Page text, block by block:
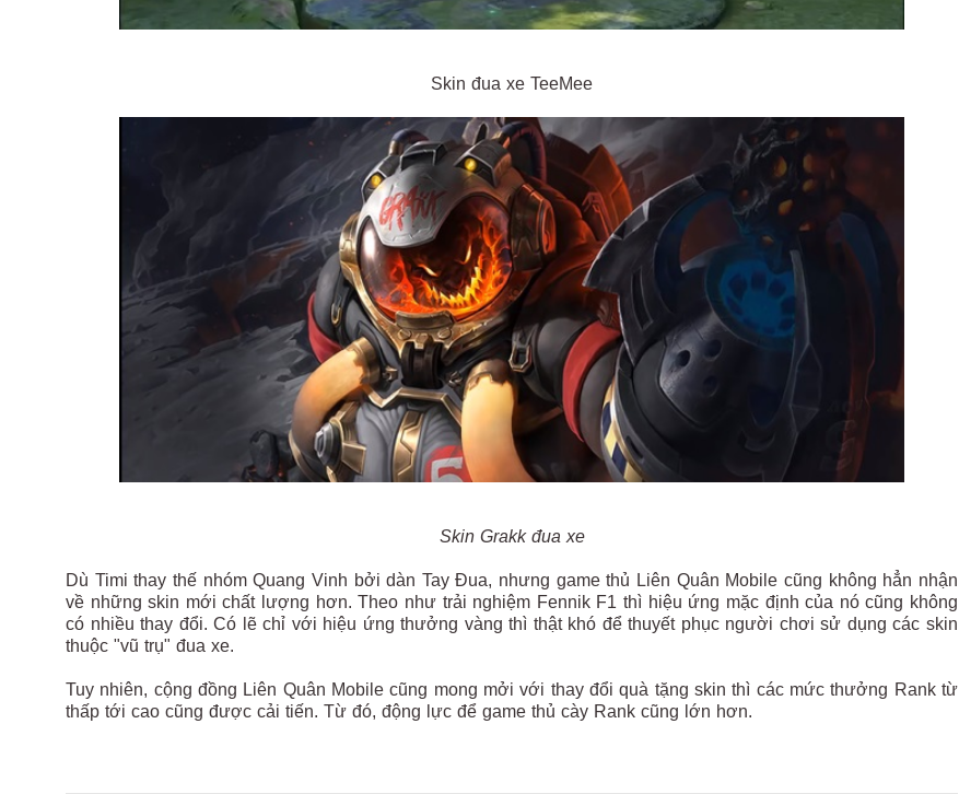
Skin đua xe TeeMee
Skin Grakk đua xe
Dù Timi thay thế nhóm Quang Vinh bởi dàn Tay Đua, nhưng game thủ Liên Quân Mobile cũng không hẳn nhận
về những skin mới chất lượng hơn. Theo như trải nghiệm Fennik F1 thì hiệu ứng mặc định của nó cũng không
có nhiều thay đổi. Có lẽ chỉ với hiệu ứng thưởng vàng thì thật khó để thuyết phục người chơi sử dụng các skin
thuộc "vũ trụ" đua xe.
Tuy nhiên, cộng đồng Liên Quân Mobile cũng mong mởi với thay đổi quà tặng skin thì các mức thưởng Rank từ
thấp tới cao cũng được cải tiến. Từ đó, động lực để game thủ cày Rank cũng lớn hơn.